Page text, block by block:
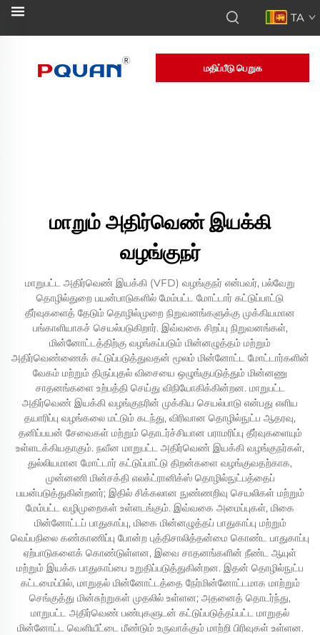
TA
மதிப்பீடு பெறுக
மாறும் அதிர்வெண் இயக்கி
வழங்குநர்
மாறுபட்ட அதிர்வெண் இயக்கி (VFD) வழங்குநர் என்பவர், பல்வேறு
தொழில்துறை பயன்பாடுகளில் மேம்பட்ட மோட்டார் கட்டுப்பாட்டு
தீர்வுகளைத் தேடும் தொழில்முறை நிறுவனங்களுக்கு முக்கியமான
பங்காளியாகச் செயல்படுகிறார். இவ்வகை சிறப்பு நிறுவனங்கள்,
மின்னோட்டத்திற்கு வழங்கப்படும் மின்னழுத்தம் மற்றும்
அதிர்வெண்ணைக் கட்டுப்படுத்துவதன் மூலம் மின்னோட்ட மோட்டார்களின்
வேகம் மற்றும் திருப்புதல் விசையை ஒழுங்குபடுத்தும் மின்னணு
சாதனங்களை உற்பத்தி செய்து விநியோகிக்கின்றன. மாறுபட்ட
அதிர்வெண் இயக்கி வழங்குநரின் முக்கிய செயல்பாடு என்பது எளிய
தயாரிப்பு வழங்கலை மட்டும் கடந்து, விரிவான தொழில்நுட்ப ஆதரவு,
தனிப்பயன் சேவைகள் மற்றும் தொடர்ச்சியான பராமரிப்பு தீர்வுகளையும்
உள்ளடக்கியதாகும். நவீன மாறுபட்ட அதிர்வெண் இயக்கி வழங்குநர்கள்,
துல்லியமான மோட்டார் கட்டுப்பாட்டு திறன்களை வழங்குவதற்காக,
முன்னணி மின்சக்தி எலக்ட்ரானிக்ஸ் தொழில்நுட்பத்தைப்
பயன்படுத்துகின்றனர்; இதில் சிக்கலான நுண்ணறிவு செயலிகள் மற்றும்
மேம்பட்ட வழிமுறைகள் உள்ளடங்கும். இவ்வகை அமைப்புகள், மிகை
மின்னோட்டப் பாதுகாப்பு, மிகை மின்னழுத்தப் பாதுகாப்பு மற்றும்
வெப்பநிலை கண்காணிப்பு போன்ற புத்திசாலித்தன்மை கொண்ட பாதுகாப்பு
ஏற்பாடுகளைக் கொண்டுள்ளன, இவை சாதனங்களின் நீண்ட ஆயுள்
மற்றும் இயக்க பாதுகாப்பை உறுதிப்படுத்துகின்றன. இதன் தொழில்நுட்ப
கட்டமைப்பில், மாறுதல் மின்னோட்டத்தை நேர்மின்னோட்டமாக மாற்றும்
செங்குத்து மின்சுற்றுகள் முதலில் உள்ளன; அதனைத் தொடர்ந்து,
மாறுபட்ட அதிர்வெண் பண்புகளுடன் கட்டுப்படுத்தப்பட்ட மாறுதல்
மின்னோட்ட வெளியீட்டை மீண்டும் உருவாக்கும் மாற்றி பிரிவுகள் உள்ளன.